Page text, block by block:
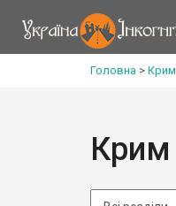
Головна > Крим
Крим